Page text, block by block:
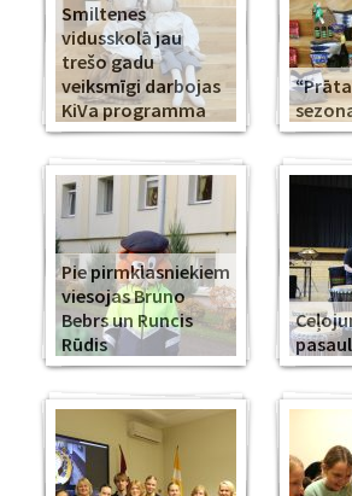
Smiltenes
vidusskolā jau
trešo gadu
veiksmīgi darbojas
KiVa programma
Pie pirmklasniekiem
viesojas Bruno
Bebrs un Runcis
Rūdis